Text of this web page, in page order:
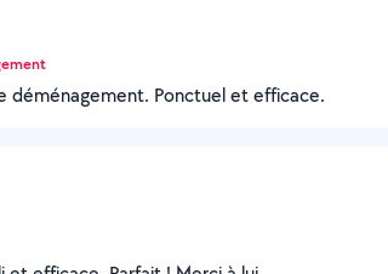
déménagement. Ponctuel et efficace.